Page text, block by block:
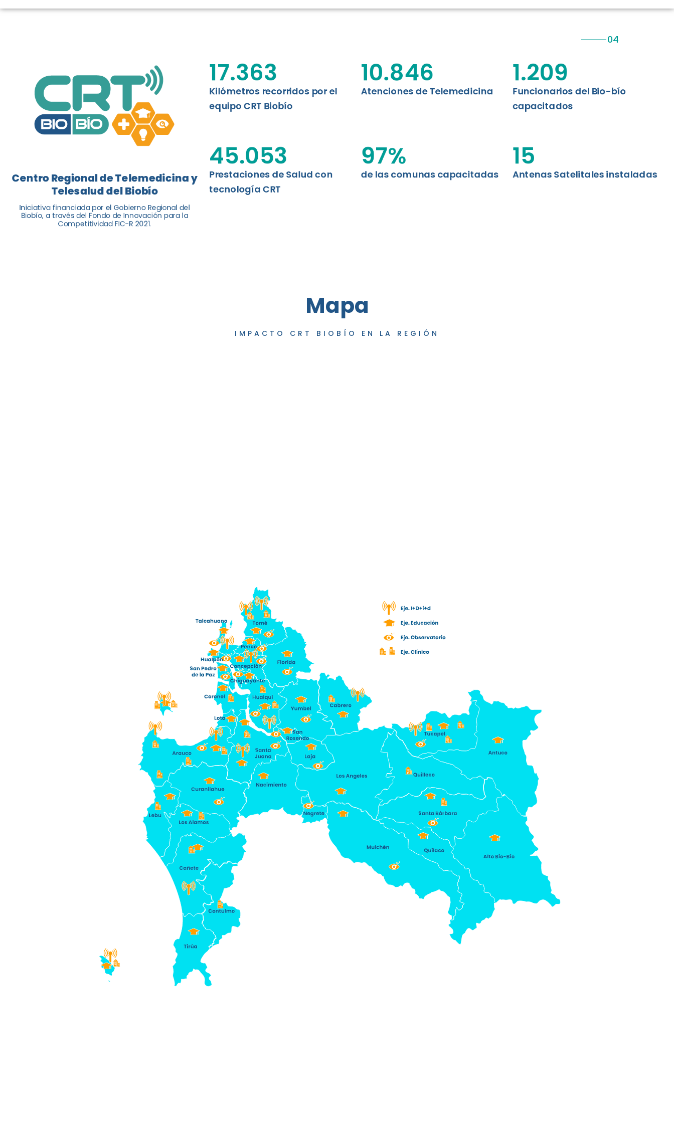
ABORDAJE CLÍNICO EN
I+D+I+E
MDPA
Telesalud del Biobío, a través de la Universidad de Concepción...
Leer más
Centro Regional de Telemedicina y
Telesalud del Biobío
Iniciativa financiada por el Gobierno Regional del
Biobío, a través del Fondo de Innovación para la
Competitividad FIC-R 2021.
Kilómetros recorridos por el
equipo CRT Biobío
17.363
Atenciones de Telemedicina
10.846
Funcionarios del Bio-bío
capacitados
1.209
Prestaciones de Salud con
tecnología CRT
45.053
de las comunas capacitadas
97%
Antenas Satelitales instaladas
15
Mapa
IMPACTO CRT BIOBÍO EN LA REGIÓN